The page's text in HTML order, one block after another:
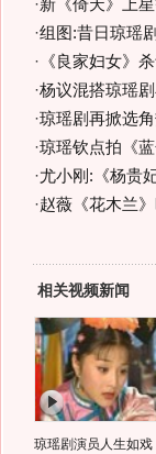
·新《倚天》上
·组图:昔日琼瑶
· 《良家妇女》
·杨议混搭琼瑶
·琼瑶剧再掀选
·琼瑶钦点拍《
·尤小刚:《杨贵
·赵薇《花木兰
相关视频新闻
琼瑶剧演员人生如戏